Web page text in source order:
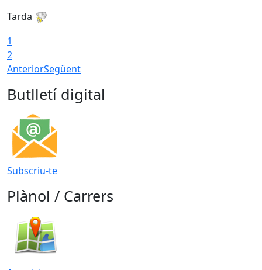
Tarda
1
2
AnteriorSegüent
Butlletí digital
Subscriu-te
Plànol / Carrers